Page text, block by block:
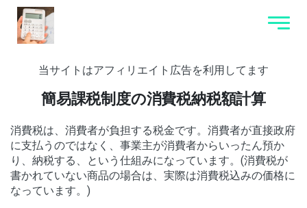
当サイトはアフィリエイト広告を利用してます
簡易課税制度の消費税納税額計算
消費税は、消費者が負担する税金です。消費者が直接政府
に支払うのではなく、事業主が消費者からいったん預か
り、納税する、という仕組みになっています。(消費税が
書かれていない商品の場合は、実際は消費税込みの価格に
なっています。)